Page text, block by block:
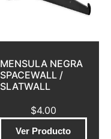
MENSULA NEGRA
SPACEWALL /
SLATWALL
$4.00
Ver Producto